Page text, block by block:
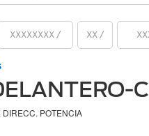
DIRECC. POTENCIA